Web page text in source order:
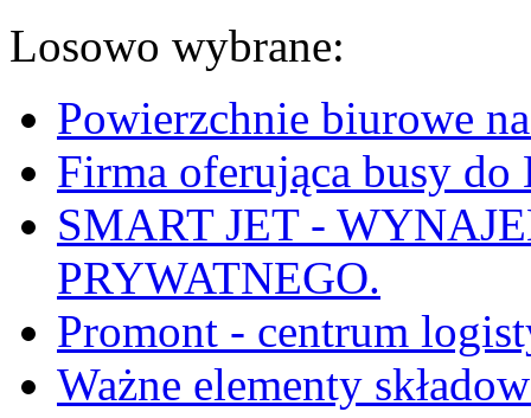
Losowo wybrane:
Powierzchnie biurowe
Firma oferująca busy
SMART JET -
PRYWATNEGO.
Promont - centrum
Ważne elementy